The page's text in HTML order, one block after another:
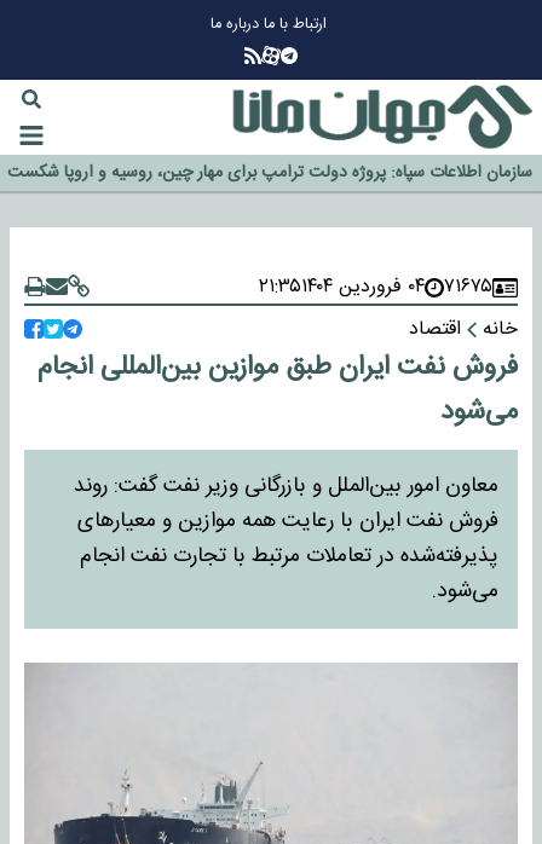
ارتباط با مادرباره ما
گزینه جدایی اوسمار روی میز مدیران پرسپولیس
آیا رئیس جمهور آمریکا قانون را دور می‌زند؟
اخراج رسمی چهره نامدار از پرسپولیس
سازمان اطلاعات سپاه: پروژه دولت ترامپ برای مهار چین، روسیه و اروپا شکست
خورد
۷۱۶۷۵ ۰۴ فروردین ۱۴۰۴
۲۱:۳۵
خانه
اقتصاد
فروش نفت ایران طبق موازین بین‌المللی انجام
می‌شود
معاون امور بین‌الملل و بازرگانی وزیر نفت گفت: روند
فروش نفت ایران با رعایت همه موازین و معیار‌های
پذیرفته‌شده در تعاملات مرتبط با تجارت نفت انجام
می‌شود.